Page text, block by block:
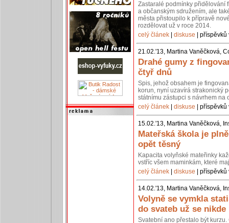
Zastaralé podmínky přidělování
a občanským sdružením, ale
města přistoupilo k přípravě
rozdělovat už v roce 2014.
celý článek
diskuse |
21.02.'13, Martina Vaněčková,
Drahé gumy z
čtyř dnů
Spis, jehož obsahem je
korun, nyní uzavírá strakonický
státnímu zástupci s návrhem na
celý článek
diskuse |
15.02.'13, Martina Vaněčková,
Mateřská škola je
opět těsný
Kapacita volyňské mateřinky
vstříc všem maminkám, které
celý článek
diskuse |
14.02.'13, Martina Vaněčková,
Volyně se vymkla
do svateb už se nikde
Svatební ano přestalo být